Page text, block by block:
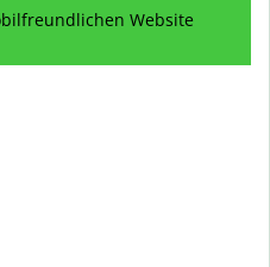
Website